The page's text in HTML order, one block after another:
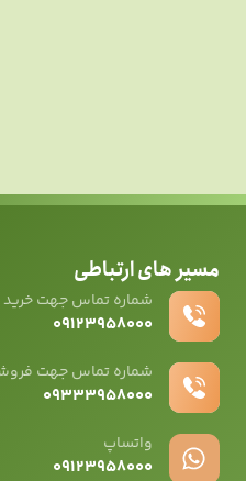
مسیر های ارتباطی
شماره تماس جهت
۰۹۱۲۳۹۵۸۰۰۰
شماره تماس جهت
۰۹۳۳۳۹۵۸۰۰۰
واتساپ
۰۹12۳۹۵۸۰۰۰